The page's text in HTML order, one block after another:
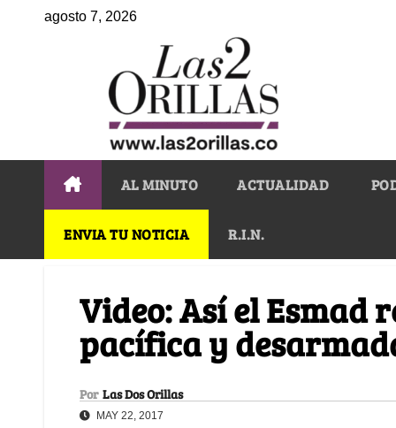
agosto 7, 2026
AL MINUTO ACTUALIDAD
ENVIA TU NOTICIA R.I.N.
Video: Así el Esmad
pacífica y
Por Las Dos Orillas
MAY 22, 2017